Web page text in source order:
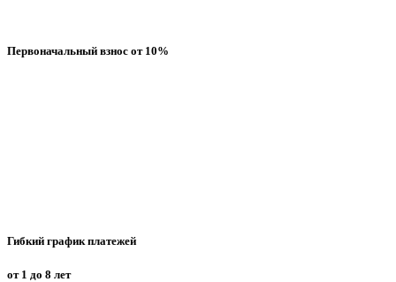
Первоначальный взнос от 10%
Гибкий график платежей
от 1 до 8 лет